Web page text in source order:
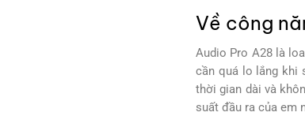
Về công
Audio Pro A28 là
cần quá lo lắng khi
thời gian dài và
suất đầu ra của em